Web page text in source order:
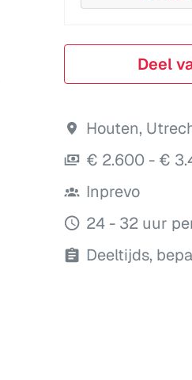
Deel
Houten,
€ 2.600 - €
Inprevo
24 - 32 uur
Deeltijds,